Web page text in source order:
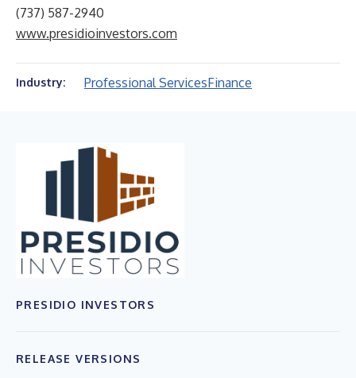
(737) 587-2940
www.presidioinvestors.com
Industry: Professional ServicesFinance
PRESIDIO INVESTORS
RELEASE VERSIONS